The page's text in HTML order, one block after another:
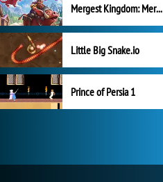
Mergest Kingdom: Merge Puzzle
Little Big Snake.io
Prince of Persia 1